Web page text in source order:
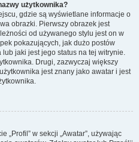
użytkownika?
gdzie są wyświetlane informacje o
obrazki. Pierwszy obrazek jest
od używanego stylu jest on w
pokazujących, jak dużo postów
jaki jest jego status na tej witrynie.
Drugi, zazwyczaj większy
jest znany jako awatar i jest
„Profil” w sekcji „Awatar”, używając